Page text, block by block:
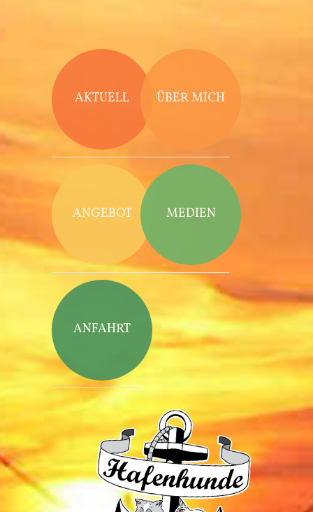
AKTUELL ÜBER MICH
ANGEBOT MEDIEN
ANFAHRT
Hafenhunde